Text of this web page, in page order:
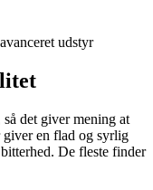
udstyr
det giver mening at
en flad og syrlig
De fleste finder